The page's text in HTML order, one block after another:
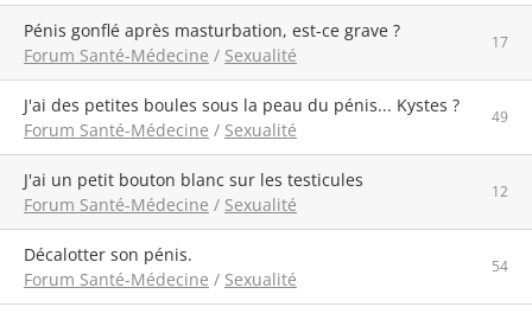
Pénis gonflé après masturbation, est-ce grave ?
Forum Santé-Médecine / Sexualité
17
J'ai des petites boules sous la peau du pénis... Kystes ?
Forum Santé-Médecine / Sexualité
49
J'ai un petit bouton blanc sur les testicules
Forum Santé-Médecine / Sexualité
12
Décalotter son pénis.
Forum Santé-Médecine / Sexualité
54